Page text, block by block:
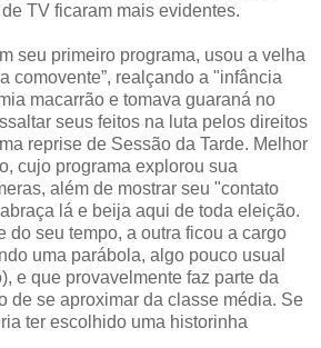
TV ficaram mais evidentes.
seu primeiro programa, usou a velha
comovente”, realçando a "infância
macarrão e tomava guaraná no
seus feitos na luta pelos direitos
reprise de Sessão da Tarde. Melhor
cujo programa explorou sua
além de mostrar seu "contato
lá e beija aqui de toda eleição.
do seu tempo, a outra ficou a cargo
uma parábola, algo pouco usual
e que provavelmente faz parte da
de se aproximar da classe média. Se
ter escolhido uma historinha